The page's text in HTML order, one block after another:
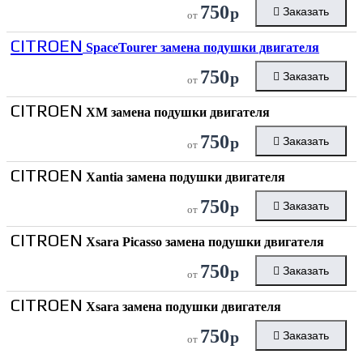
от 750р Заказать
CITROEN SpaceTourer замена подушки двигателя
от 750р Заказать
CITROEN XM замена подушки двигателя
от 750р Заказать
CITROEN Xantia замена подушки двигателя
от 750р Заказать
CITROEN Xsara Picasso замена подушки двигателя
от 750р Заказать
CITROEN Xsara замена подушки двигателя
от 750р Заказать